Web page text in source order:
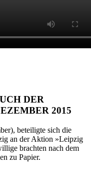
DER
2015
beteiligte sich die
an der Aktion »Leipzig
brachten nach dem
zu Papier.